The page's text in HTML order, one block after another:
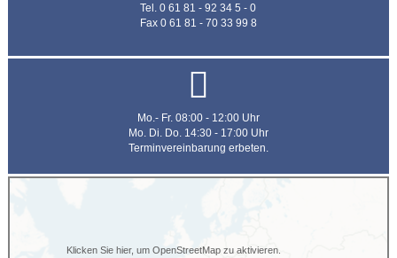
Tel. 0 61 81 - 92 34 5 - 0
Fax 0 61 81 - 70 33 99 8
Mo.- Fr. 08:00 - 12:00 Uhr
Mo. Di. Do. 14:30 - 17:00 Uhr
Terminvereinbarung erbeten.
Klicken Sie hier, um OpenStreetMap zu aktivieren.